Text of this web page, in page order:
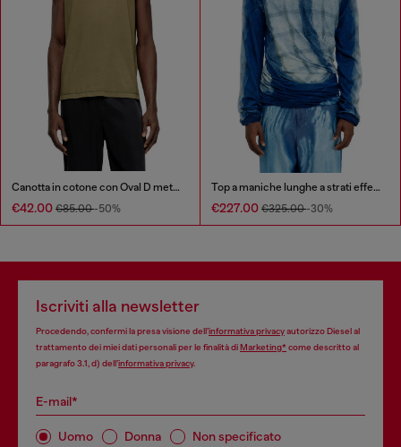
Canotta in cotone con Oval D metallizzata
€42.00 €85.00-50%
Top a maniche lunghe a strati effetto X-Ray
€227.00 €325.00-30%
Iscriviti alla newsletter
Procedendo, confermi la presa visione dell’informativa privacyautorizzo Diesel al
trattamento dei miei dati personali per le finalità diMarketing*come descritto al
paragrafo 3.1, d) dell’informativa privacy.
E-mail*
Uomo Donna Non specificato